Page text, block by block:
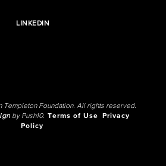
LINKEDIN
Templeton Foundation. All rights reserved.
by Push10. Terms of Use
Privacy
Policy